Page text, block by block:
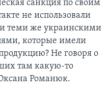
санкция по своим
не использовали
теми же украинскими
которые имели
Не говоря о
там какую-то
Романюк.